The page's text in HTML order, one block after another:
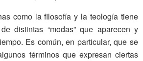
como la filosofía y la teología tiene
distintas “modas” que aparecen y
Es común, en particular, que se
términos que expresan ciertas